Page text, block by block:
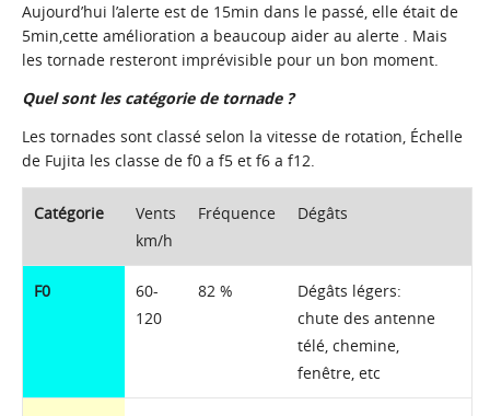
Aujourd’hui l’alerte est de 15min dans le passé, elle était de
5min,cette amélioration a beaucoup aider au alerte . Mais
les tornade resteront imprévisible pour un bon moment.
Quel sont les catégorie de tornade ?
Les tornades sont classé selon la vitesse de rotation, Échelle
de Fujita les classe de f0 a f5 et f6 a f12.
Catégorie
Vents
km/h
Fréquence Dégâts
F0
60-
120
82 %
Dégâts légers:
chute des antenne
télé, chemine,
fenêtre, etc